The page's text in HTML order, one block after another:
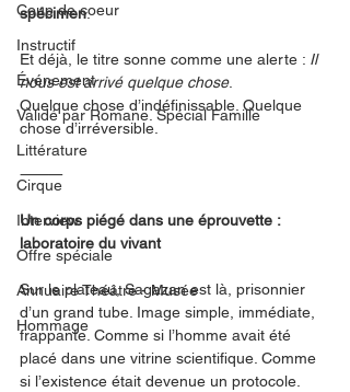
Coup de coeur
Instructif
Événement
Validé par Romane. Spécial Famille
Littérature
Cirque
Interview
Offre spéciale
Annuaire Théâtre - Musée
Hommage
spécimen.
Et déjà, le titre sonne comme une alerte : Il
nous est arrivé quelque chose.
Quelque chose d’indéfinissable. Quelque
chose d’irréversible.
⸻
Un corps piégé dans une éprouvette :
laboratoire du vivant
Sur le plateau, Sagazan est là, prisonnier
d’un grand tube. Image simple, immédiate,
frappante. Comme si l’homme avait été
placé dans une vitrine scientifique. Comme
si l’existence était devenue un protocole.